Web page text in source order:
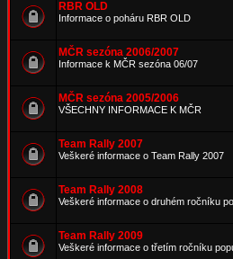
RBR OLD
Informace o poháru RBR OLD
MČR sezóna 2006/2007
Informace k MČR sezóna 06/07
MČR sezóna 2005/2006
VŠECHNY INFORMACE K MČR
Team Rally 2007
Veškeré informace o Team Rally 2007
Team Rally 2008
Veškeré informace o druhém ročníku
Team Rally 2009
Veškeré informace o třetím ročníku